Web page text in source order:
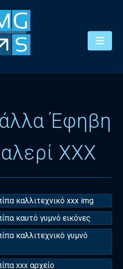
Έφηβη
XXX